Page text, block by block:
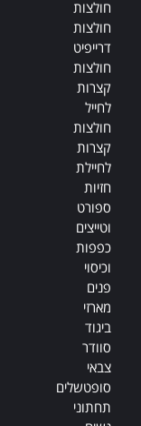
חולצות
חולצות
דרייפיט
חולצות
קצרות
לחייל
חולצות
קצרות
לחיילת
חזיות
ספורט
וטייצים
כפפות
וכיסוי
פנים
מארזי
ביגוד
סוודר
צבאי
סופטשלים
תחתוני